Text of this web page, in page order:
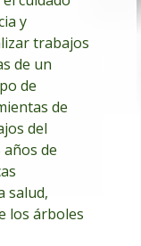
y
trabajos
de un
de
de
del
de
salud,
los árboles